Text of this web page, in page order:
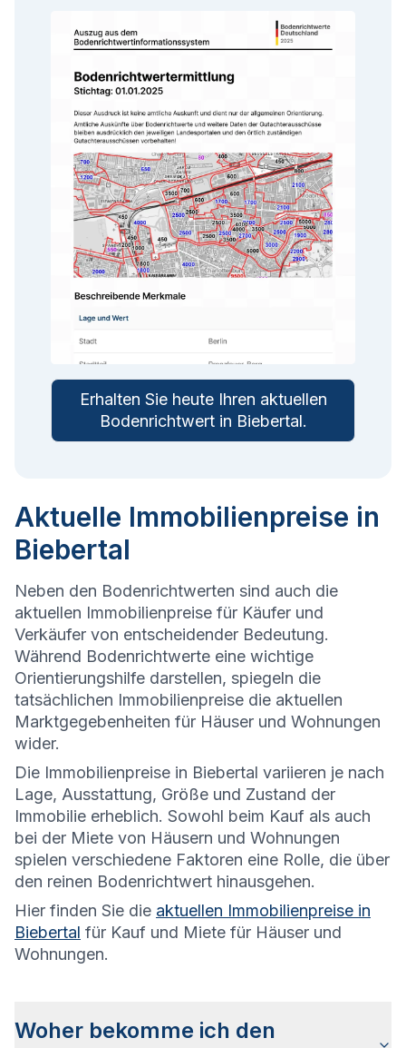
Erhalten Sie heute Ihren aktuellen
Bodenrichtwert in Biebertal.
Aktuelle Immobilienpreise in
Biebertal
Neben den Bodenrichtwerten sind auch die
aktuellen Immobilienpreise für Käufer und
Verkäufer von entscheidender Bedeutung.
Während Bodenrichtwerte eine wichtige
Orientierungshilfe darstellen, spiegeln die
tatsächlichen Immobilienpreise die aktuellen
Marktgegebenheiten für Häuser und Wohnungen
wider.
Die Immobilienpreise in Biebertal variieren je nach
Lage, Ausstattung, Größe und Zustand der
Immobilie erheblich. Sowohl beim Kauf als auch
bei der Miete von Häusern und Wohnungen
spielen verschiedene Faktoren eine Rolle, die über
den reinen Bodenrichtwert hinausgehen.
Hier finden Sie die aktuellen Immobilienpreise in
Biebertal für Kauf und Miete für Häuser und
Wohnungen.
Woher bekomme ich den